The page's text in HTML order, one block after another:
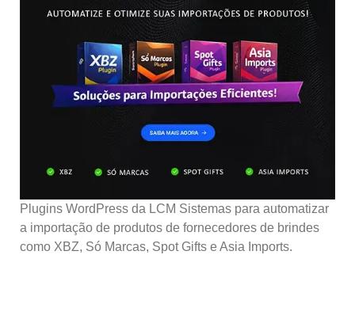
Plugins WordPress da LCM Sistemas para automatizar
a importação de produtos de fornecedores de brindes
como XBZ, Só Marcas, Spot Gifts e Asia Imports.